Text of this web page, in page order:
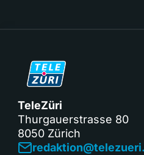
TeleZüri
Thurgauerstrasse 80
8050 Zürich